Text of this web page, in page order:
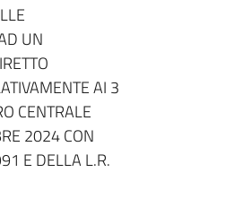
UN
AI 3
CENTRALE
2024 CON
E DELLA L.R.